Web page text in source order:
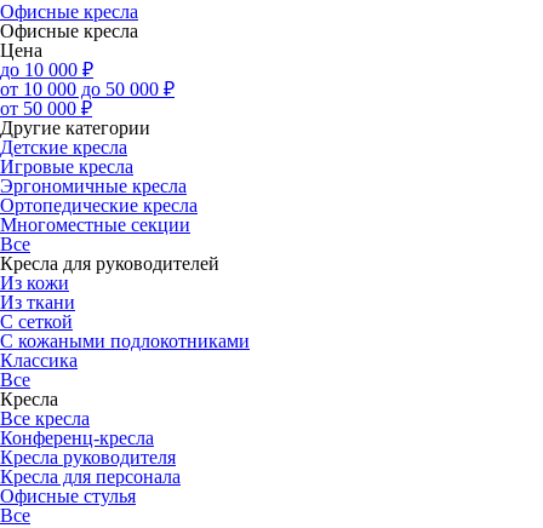
Офисные кресла
Офисные кресла
Цена
до 10 000 ₽
от 10 000 до 50 000 ₽
от 50 000 ₽
Другие категории
Детские кресла
Игровые кресла
Эргономичные кресла
Ортопедические кресла
Многоместные секции
Все
Кресла для руководителей
Из кожи
Из ткани
С сеткой
С кожаными подлокотниками
Классика
Все
Кресла
Все кресла
Конференц-кресла
Кресла руководителя
Кресла для персонала
Офисные стулья
Все